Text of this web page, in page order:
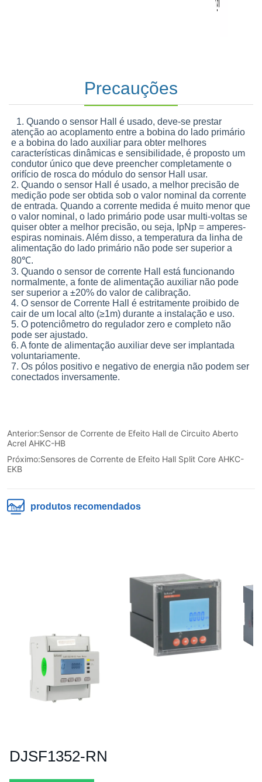
Anterior:Sensor de Corrente de Efeito Hall de Circuito Aberto
Acrel AHKC-HB
Próximo:Sensores de Corrente de Efeito Hall Split Core AHKC-
EKB
produtos recomendados